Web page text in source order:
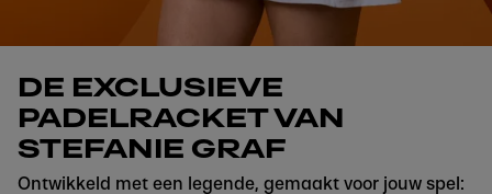
DE EXCLUSIEVE
PADELRACKET VAN
STEFANIE GRAF
Ontwikkeld met een legende, gemaakt voor jouw spel: